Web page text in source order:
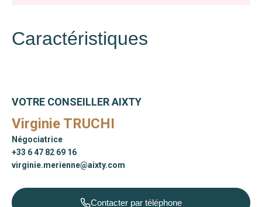
Caractéristiques
VOTRE CONSEILLER AIXTY
Virginie TRUCHI
Négociatrice
+33 6 47 82 69 16
virginie.merienne@aixty.com
Contacter par téléphone